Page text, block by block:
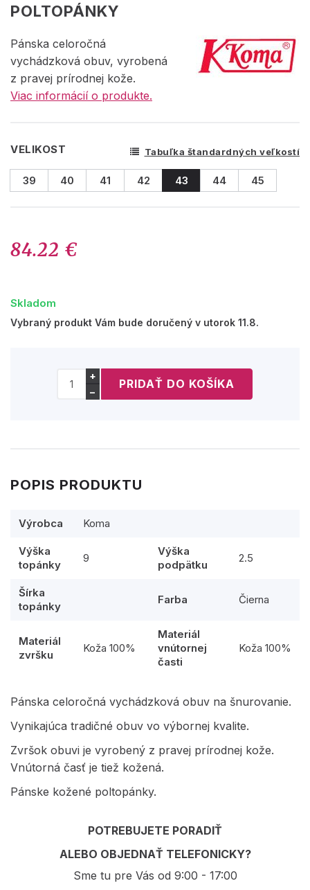
POLTOPÁNKY
Pánska celoročná
vychádzková obuv, vyrobená
z pravej prírodnej kože.
Viac informácií o produkte.
VELIKOST Tabuľka štandardných veľkostí
39 40 41 42 43 44 45
84.22 €
Skladom
Vybraný produkt Vám bude doručený v utorok 11.8.
+
−
POPIS PRODUKTU
Výrobca Koma
Výška
topánky
9
Výška
podpätku
2.5
Šírka
topánky
Farba Čierna
Materiál
zvršku
Koža 100%
Materiál
vnútornej
časti
Koža 100%
Pánska celoročná vychádzková obuv na šnurovanie.
Vynikajúca tradičné obuv vo výbornej kvalite.
Zvršok obuvi je vyrobený z pravej prírodnej kože.
Vnútorná časť je tiež kožená.
Pánske kožené poltopánky.
POTREBUJETE PORADIŤ
ALEBO OBJEDNAŤ TELEFONICKY?
Sme tu pre Vás od 9:00 - 17:00